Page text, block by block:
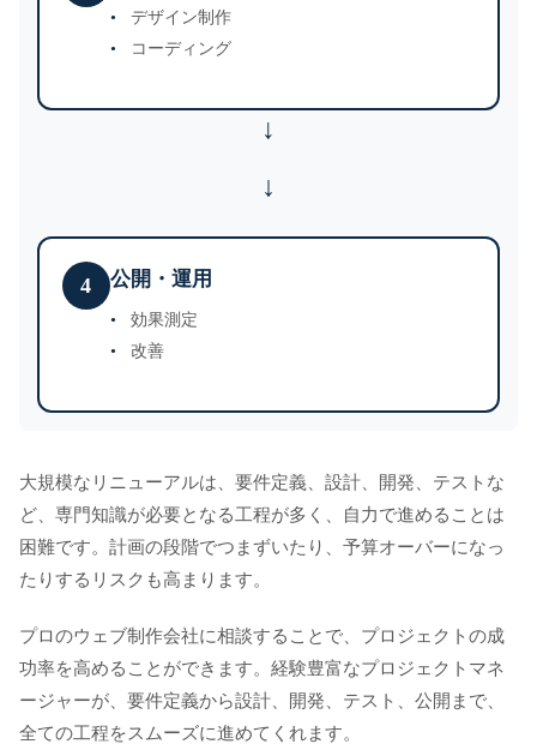
デザイン制作
コーディング
↓
4 公開・運用
効果測定
改善
大規模なリニューアルは、要件定義、設計、開発、テストな
ど、専門知識が必要となる工程が多く、自力で進めることは
困難です。計画の段階でつまずいたり、予算オーバーになっ
たりするリスクも高まります。
プロのウェブ制作会社に相談することで、プロジェクトの成
功率を高めることができます。経験豊富なプロジェクトマネ
ージャーが、要件定義から設計、開発、テスト、公開まで、
全ての工程をスムーズに進めてくれます。